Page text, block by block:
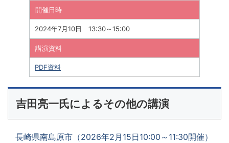
開催日時
2024年7月10日 13:30～15:00
講演資料
PDF資料
吉田亮一氏によるその他の講演
長崎県南島原市（2026年2月15日10:00～11:30開催）